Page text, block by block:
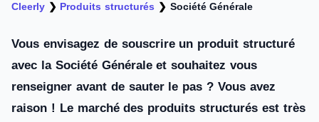
Cleerly ❯ Produits structurés ❯ Société Générale
Vous envisagez de souscrire un produit structuré
avec la Société Générale et souhaitez vous
renseigner avant de sauter le pas ? Vous avez
raison ! Le marché des produits structurés est très